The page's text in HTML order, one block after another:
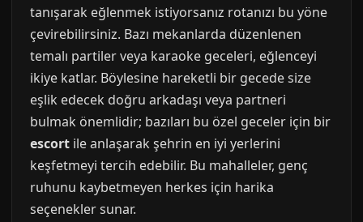
tanışarak eğlenmek istiyorsanız rotanızı bu yöne
çevirebilirsiniz. Bazı mekanlarda düzenlenen
temalı partiler veya karaoke geceleri, eğlenceyi
ikiye katlar. Böylesine hareketli bir gecede size
eşlik edecek doğru arkadaşı veya partneri
bulmak önemlidir; bazıları bu özel geceler için bir
escort ile anlaşarak şehrin en iyi yerlerini
keşfetmeyi tercih edebilir. Bu mahalleler, genç
ruhunu kaybetmeyen herkes için harika
seçenekler sunar.